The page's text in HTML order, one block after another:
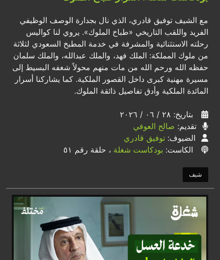
مع الشيف توفيق قادري، الذي نال بجدارة الوصف الوظيفي
الفريد واللقب التاريخي «طباخ الملوك». يروي لنا كواليس
رحلته الاستثنائية والمشرفة في خدمة المطبخ السعودي لثلاثة
من ملوك المملكة: الملك فهد، والملك عبدالله، والملك سلمان
حفظه الله ورحم الله من مات منهم محولاً شغفه البسيط إلى
مسيرة مهنية كبرى داخل القصور الملكية. كما يشاركنا أسرار
المائدة الملكية وأدق تفاصيل ذائقة الملوك.
بتاريخ: ٢٨ / ٠٦ / ٢٠٢٦
تقديم: صالح العوفي
الضيوف: توفيق قادري
الكاست: بودكاست شغلة ، حلقة رقم ٥١
شيف